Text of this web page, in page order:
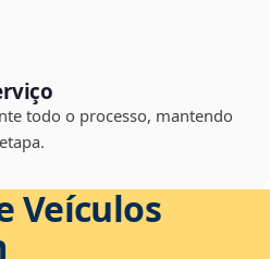
todo o processo, mantendo
Veículos